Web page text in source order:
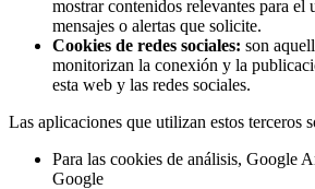
mostrar contenidos relevantes para el
mensajes o alertas que solicite.
Cookies de redes sociales: son
monitorizan la conexión y la
esta web y las redes sociales.
Las aplicaciones que utilizan estos terceros
Para las cookies de análisis, Google
Google